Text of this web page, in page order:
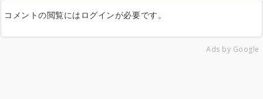
コメントの閲覧にはログインが必要です。
Ads by Google